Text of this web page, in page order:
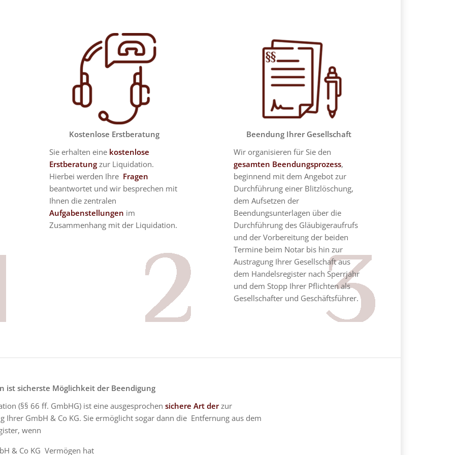
Kostenlose Erstberatung
Sie erhalten eine kostenlose
Erstberatungzur Liquidation.
Hierbei werden Ihre Fragen
beantwortet und wir besprechen mit
Ihnen die zentralen
Aufgabenstellungen im
Zusammenhang mit der Liquidation.
Beendung Ihrer Gesellschaft
Wir organisieren für Sie den
gesamten Beendungsprozess,
beginnend mit dem Angebot zur
Durchführung einer Blitzlöschung,
dem Aufsetzen der
Beendungsunterlagen über die
Durchführung des Gläubigeraufrufs
und der Vorbereitung der beiden
Termine beim Notar bis hin zur
Austragung Ihrer Gesellschaft aus
dem Handelsregister nach Sperrjahr
und dem Stopp Ihrer Pflichten als
Gesellschafter und Geschäftsführer.
ist sicherste Möglichkeit der Beendigung
(§§ 66 ff. GmbHG) ist eine ausgesprochensichere Art derzur
Ihrer GmbH & Co KG. Sie ermöglicht sogar dann die Entfernung aus dem
wenn
& Co KG Vermögen hat